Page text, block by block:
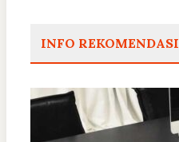
INFO REKOMENDASI